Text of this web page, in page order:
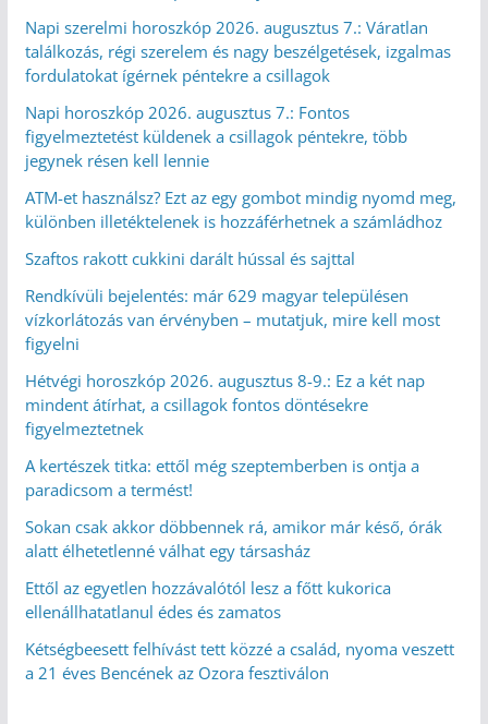
Napi szerelmi horoszkóp 2026. augusztus 7.: Váratlan
találkozás, régi szerelem és nagy beszélgetések, izgalmas
fordulatokat ígérnek péntekre a csillagok
Napi horoszkóp 2026. augusztus 7.: Fontos
figyelmeztetést küldenek a csillagok péntekre, több
jegynek résen kell lennie
ATM-et használsz? Ezt az egy gombot mindig nyomd meg,
különben illetéktelenek is hozzáférhetnek a számládhoz
Szaftos rakott cukkini darált hússal és sajttal
Rendkívüli bejelentés: már 629 magyar településen
vízkorlátozás van érvényben – mutatjuk, mire kell most
figyelni
Hétvégi horoszkóp 2026. augusztus 8-9.: Ez a két nap
mindent átírhat, a csillagok fontos döntésekre
figyelmeztetnek
A kertészek titka: ettől még szeptemberben is ontja a
paradicsom a termést!
Sokan csak akkor döbbennek rá, amikor már késő, órák
alatt élhetetlenné válhat egy társasház
Ettől az egyetlen hozzávalótól lesz a főtt kukorica
ellenállhatatlanul édes és zamatos
Kétségbeesett felhívást tett közzé a család, nyoma veszett
a 21 éves Bencének az Ozora fesztiválon